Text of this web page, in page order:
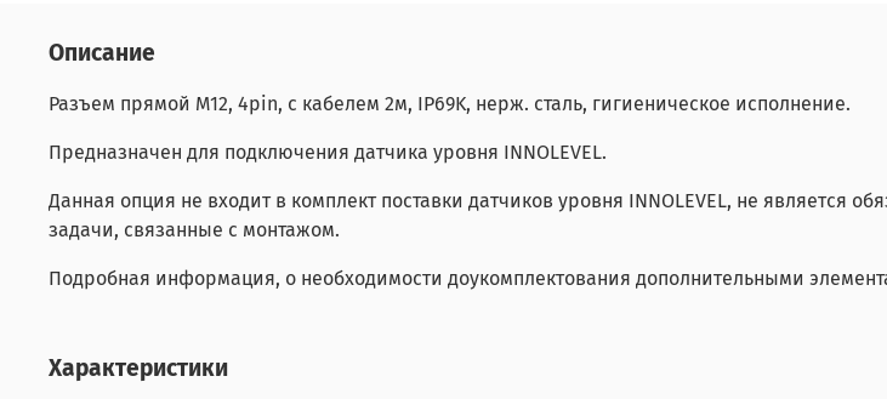
Описание
Разъем прямой M12, 4pin, с кабелем 2м, IP69K, нерж. сталь, гигиеническое исполнение.
Предназначен для подключения датчика уровня INNOLEVEL.
Данная опция не входит в комплект поставки датчиков уровня INNOLEVEL, не является
задачи, связанные с монтажом.
Подробная информация, о необходимости доукомплектования дополнительными
Характеристики